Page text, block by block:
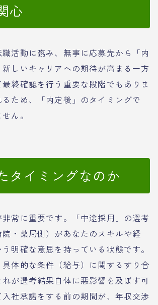
心
活動に臨み、無事に応募先から「内
しいキャリアへの期待が高まる一方
終確認を行う重要な段階でもありま
ため、「内定後」のタイミングで
ん。
タイミングなのか
常に重要です。「中途採用」の選考
・薬局側）があなたのスキルや経
明確な意思を持っている状態です。
体的な条件（給与）に関するすり合
が選考結果自体に悪影響を及ぼす可
社承諾をする前の期間が、年収交渉